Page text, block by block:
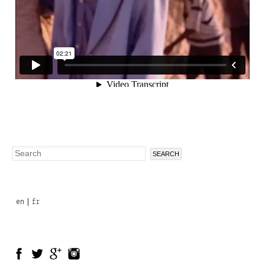
Search
en fr